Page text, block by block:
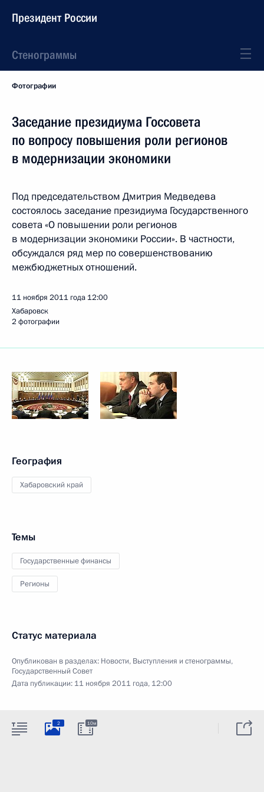
Президент России
Стенограммы
Фотографии
Заседание президиума Госсовета
по вопросу повышения роли регионов
в модернизации экономики
Под председательством Дмитрия Медведева
состоялось заседание президиума Государственного
совета «О повышении роли регионов
в модернизации экономики России». В частности,
обсуждался ряд мер по совершенствованию
межбюджетных отношений.
11 ноября 2011 года 12:00
Хабаровск
2 фотографии
География
Хабаровский край
Темы
Государственные финансы
Регионы
Статус материала
Опубликован в разделах: Новости, Выступления и стенограммы,
Государственный Совет
Дата публикации: 11 ноября 2011 года, 12:00
2 10м